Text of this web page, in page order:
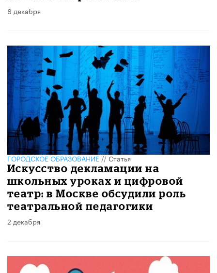
6 декабря
ГОРОДСКОЕ ОБРАЗОВАНИЕ//Статья
Искусство декламации на
школьных уроках и цифровой
театр: в Москве обсудили роль
театральной педагогики
2 декабря